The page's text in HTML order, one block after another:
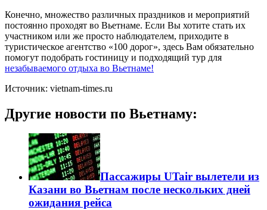
Конечно, множество различных праздников и мероприятий
постоянно проходят во Вьетнаме. Если Вы хотите стать их
участником или же просто наблюдателем, приходите в
туристическое агентство «100 дорог», здесь Вам обязательно
помогут подобрать гостиницу и подходящий тур для
незабываемого отдыха во Вьетнаме!
Источник: vietnam-times.ru
Другие новости по Вьетнаму:
Пассажиры UTair вылетели из
Казани во Вьетнам после нескольких дней
ожидания рейса